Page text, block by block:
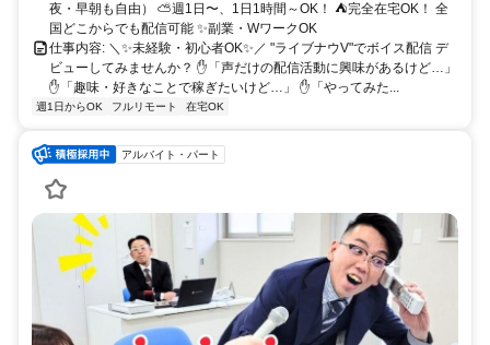
夜・早朝も自由） ⛅週1日〜、1日1時間～OK！ ⛺完全在宅OK！ 全
国どこからでも配信可能 ✨副業・WワークOK
仕事内容: ＼✨未経験・初心者OK✨／ "ライブナウV"でボイス配信 デ
ビューしてみませんか？ ✋「声だけの配信活動に興味があるけど…」
✋「趣味・好きなことで稼ぎたいけど…」 ✋「やってみた...
週1日からOK フルリモート 在宅OK
アルバイト・パート